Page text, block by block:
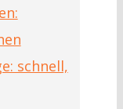
schnell,